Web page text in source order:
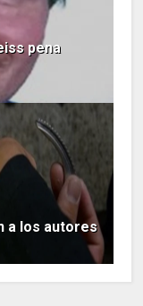
pena
a los autores